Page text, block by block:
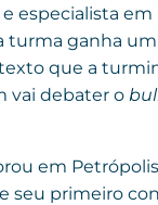
especialista
turma ganha
que a
vai debater o
em
seu primeiro